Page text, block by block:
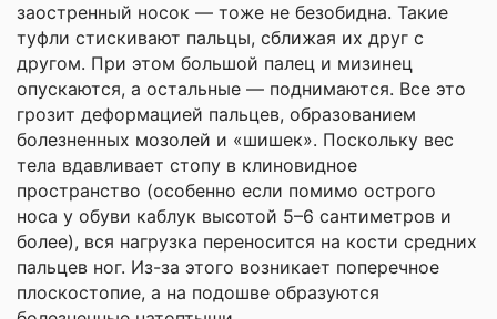
заостренный носок — тоже не безобидна. Такие
туфли стискивают пальцы, сближая их друг с
другом. При этом большой палец и мизинец
опускаются, а остальные — поднимаются. Все это
грозит деформацией пальцев, образованием
болезненных мозолей и «шишек». Поскольку вес
тела вдавливает стопу в клиновидное
пространство (особенно если помимо острого
носа у обуви каблук высотой 5–6 сантиметров и
более), вся нагрузка переносится на кости средних
пальцев ног. Из-за этого возникает поперечное
плоскостопие, а на подошве образуются